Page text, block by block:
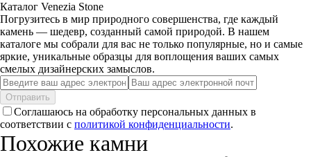
Каталог Venezia Stone
Погрузитесь в мир природного совершенства, где каждый
камень — шедевр, созданный самой природой. В нашем
каталоге мы собрали для вас не только популярные, но и самые
яркие, уникальные образцы для воплощения ваших самых
смелых дизайнерских замыслов.
Отправить
Соглашаюсь на обработку персональных данных в
соответствии с политикой конфиденциальности.
Похожие камни